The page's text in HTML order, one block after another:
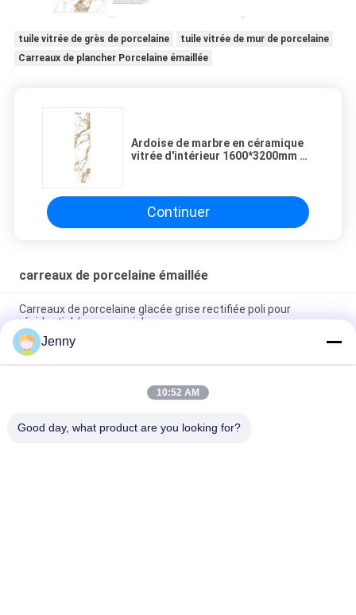
tuile vitrée de grès de porcelaine
tuile vitrée de mur de porcelaine
Carreaux de plancher Porcelaine émaillée
Ardoise de marbre en céramique
vitrée d'intérieur 1600*3200mm de
Continuer
carreaux de porcelaine émaillée
Carreaux de porcelaine glacée grise rectifiée poli pour
résidentiel / commercial
Carreaux de porcelaine rectifiée glacée brillante avec finition
polie à faible absorption d'eau
Carreaux blancs vitrés Machine Carreaux de porcelaine de
Jenny
10:52 AM
Good day, what product are you looking for?